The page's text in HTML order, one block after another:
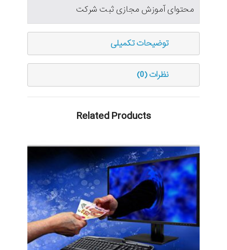
محتوای آموزش مجازی ثبت شرکت
توضیحات تکمیلی
نظرات (0)
Related Products